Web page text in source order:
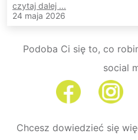
czytaj dalej ...
24 maja 2026
Podoba Ci się to, co
social
Chcesz dowiedzieć się